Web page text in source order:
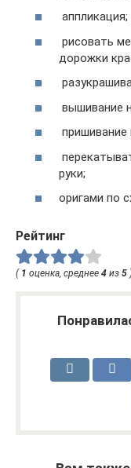
аппликация;
рисовать
дорожки
вышивание
пришивание
руки;
оригами по
Рейтинг
( 1 оценка, среднее 4 из 5